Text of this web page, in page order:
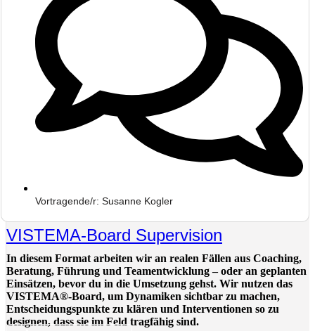
Vortragende/r: Susanne Kogler
VISTEMA-Board Supervision
In diesem Format arbeiten wir an realen Fällen aus Coaching,
Beratung, Führung und Teamentwicklung – oder an geplanten
Einsätzen, bevor du in die Umsetzung gehst. Wir nutzen das
VISTEMA®-Board, um Dynamiken sichtbar zu machen,
Entscheidungspunkte zu klären und Interventionen so zu
designen, dass sie im Feld tragfähig sind.